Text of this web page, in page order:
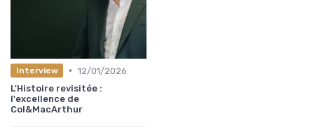
Interview • 12/01/2026
L'Histoire revisitée :
l'excellence de
Col&MacArthur